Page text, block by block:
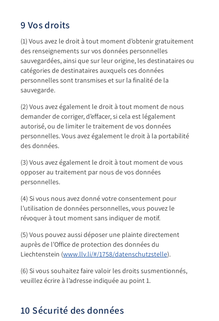
9 Vos droits
(1) Vous avez le droit à tout moment d’obtenir gratuitement
des renseignements sur vos données personnelles
sauvegardées, ainsi que sur leur origine, les destinataires ou
catégories de destinataires auxquels ces données
personnelles sont transmises et sur la finalité de la
sauvegarde.
(2) Vous avez également le droit à tout moment de nous
demander de corriger, d’effacer, si cela est légalement
autorisé, ou de limiter le traitement de vos données
personnelles. Vous avez également le droit à la portabilité
des données.
(3) Vous avez également le droit à tout moment de vous
opposer au traitement par nous de vos données
personnelles.
(4) Si vous nous avez donné votre consentement pour
l’utilisation de données personnelles, vous pouvez le
révoquer à tout moment sans indiquer de motif.
(5) Vous pouvez aussi déposer une plainte directement
auprès de l’Office de protection des données du
Liechtenstein (www.llv.li/#/1758/datenschutzstelle).
(6) Si vous souhaitez faire valoir les droits susmentionnés,
veuillez écrire à l’adresse indiquée au point 1.
10 Sécurité des données